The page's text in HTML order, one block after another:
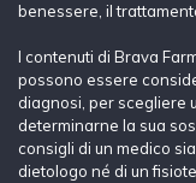
benessere, il
I contenuti di Brava
possono essere
diagnosi, per scegliere
determinarne la sua
consigli di un medico
dietologo né di un